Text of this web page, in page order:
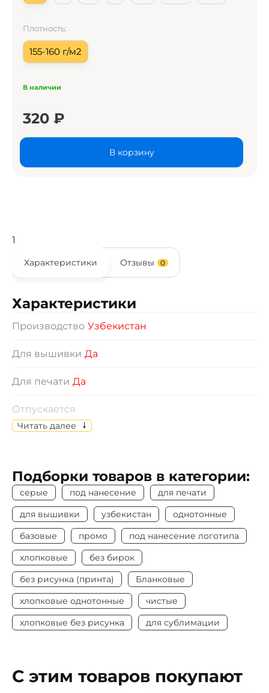
Плотность:
155-160 г/м2
В наличии
320 ₽
В корзину
1
Характеристики Отзывы 0
Характеристики
Производство Узбекистан
Для вышивки Да
Для печати Да
Отпускается
Изделия отпускаются по индивидуальному
выбору размеров.
Цвет Серый
Плотность 155-160 г/м2
Под нанесение Да
Читать далее
Подборки товаров в категории:
серые под нанесение
для печати
для вышивки
узбекистан
однотонные
базовые
промо
под нанесение логотипа
хлопковые
без бирок
без рисунка (принта)
Бланковые
хлопковые однотонные
чистые
хлопковые без рисунка
для сублимации
С этим товаров покупают